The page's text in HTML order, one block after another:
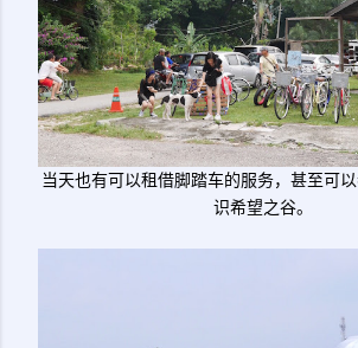
当天也有可以租借脚踏车的服务，甚至可
识希望之谷。